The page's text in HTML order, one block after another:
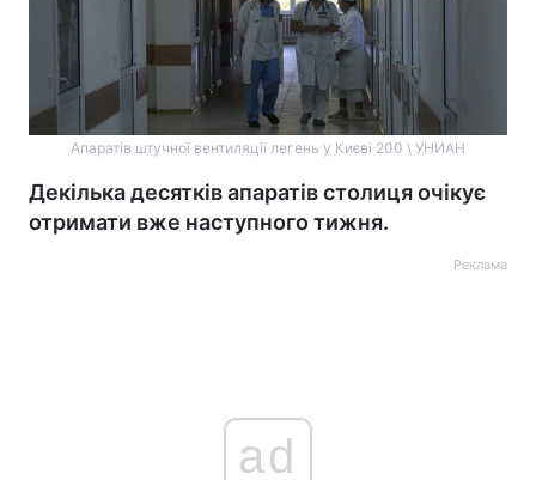
Апаратів штучної вентиляції легень у Києві 200 \ УНИАН
Декілька десятків апаратів столиця очікує
отримати вже наступного тижня.
Реклама
ad